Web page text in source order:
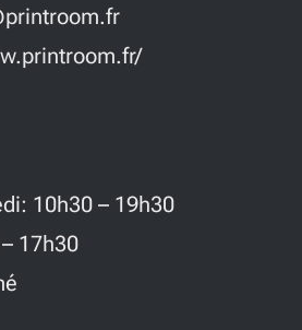
10h30 – 19h30
17h30